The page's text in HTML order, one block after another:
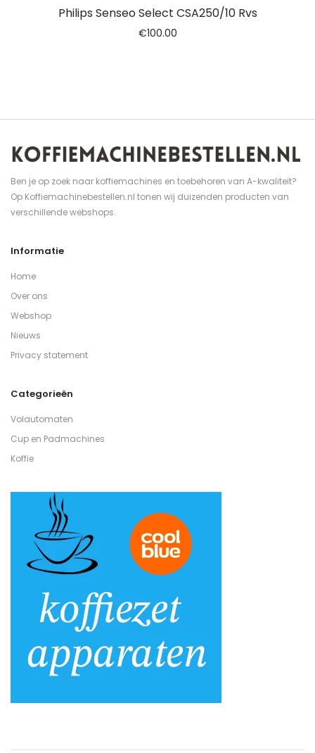
Philips Senseo Select CSA250/10 Rvs
€100.00
Ben je op zoek naar koffiemachines en toebehoren van A-kwaliteit?
Op Koffiemachinebestellen.nl tonen wij duizenden producten van
verschillende webshops.
Informatie
Home
Over ons
Webshop
Nieuws
Privacy statement
Categorieën
Volautomaten
Cup en Padmachines
Koffie